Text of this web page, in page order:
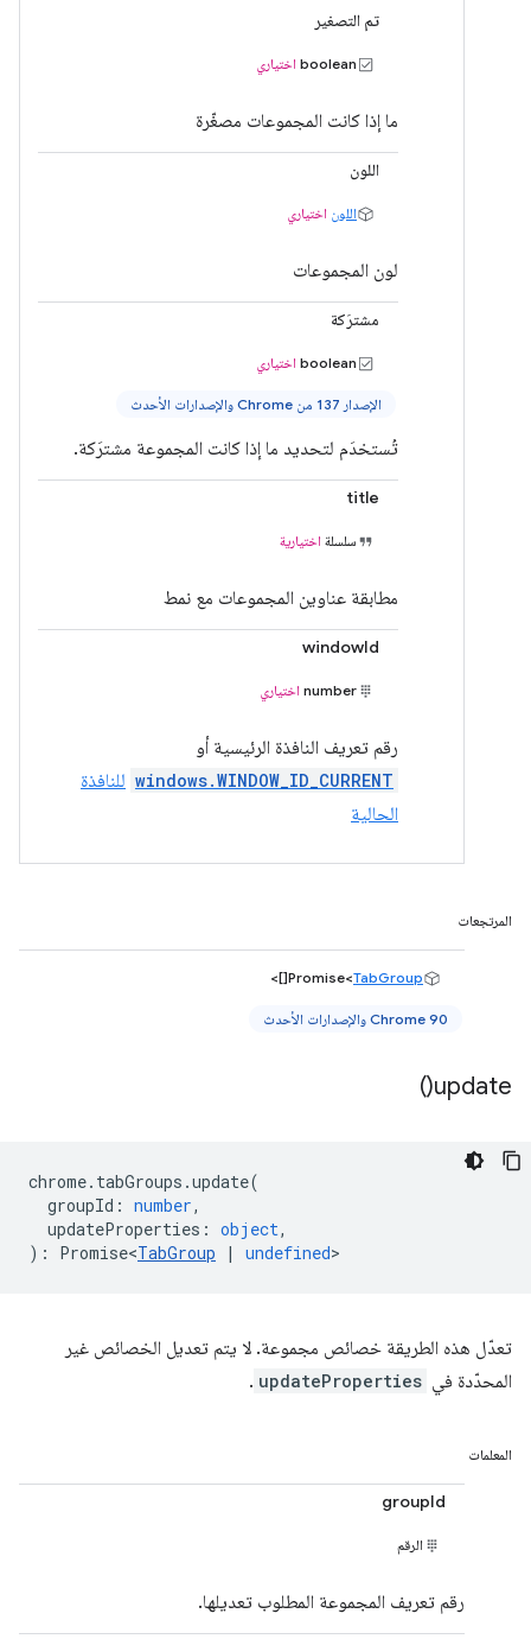
تم التصغير
boolean اختياري
ما إذا كانت المجموعات مصغّرة
اللون
اللون اختياري
لون المجموعات
مشترَكة
boolean اختياري
الإصدار 137 من Chrome والإصدارات الأحدث
تُستخدَم لتحديد ما إذا كانت المجموعة مشترَكة.
title
سلسلة اختيارية
مطابقة عناوين المجموعات مع نمط
windowId
number اختياري
رقم تعريف النافذة الرئيسية أو
windows.WINDOW_ID_CURRENT للنافذة
الحالية
المرتجعات
Promise<TabGroup
[]>
Chrome 90 والإصدارات الأحدث
update(
)
chrome. tabGroups .update(
groupId : number,
updateProperties : object,
) : Promise<TabGroup | undefined>
تعدّل هذه الطريقة خصائص مجموعة. لا يتم تعديل الخصائص غير
المحدّدة في updateProperties
.
المعلمات
groupId
الرقم
رقم تعريف المجموعة المطلوب تعديلها.